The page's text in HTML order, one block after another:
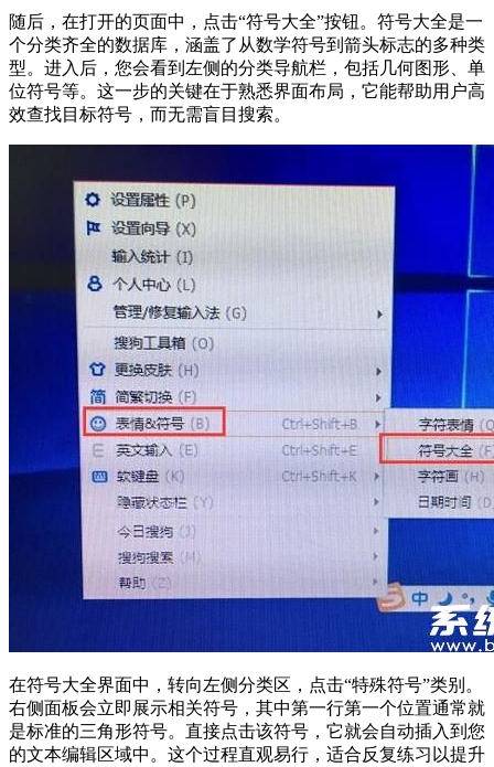
随后，在打开的页面中，点击“符号大全”按钮。符号大全是一
个分类齐全的数据库，涵盖了从数学符号到箭头标志的多种类
型。进入后，您会看到左侧的分类导航栏，包括几何图形、单
位符号等。这一步的关键在于熟悉界面布局，它能帮助用户高
效查找目标符号，而无需盲目搜索。
在符号大全界面中，转向左侧分类区，点击“特殊符号”类别。
右侧面板会立即展示相关符号，其中第一行第一个位置通常就
是标准的三角形符号。直接点击该符号，它就会自动插入到您
的文本编辑区域中。这个过程直观易行，适合反复练习以提升